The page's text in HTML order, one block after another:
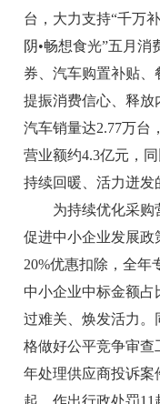
台，大力支持“千万
阴•畅想食光”五月
券、汽车购置补贴、
提振消费信心、释放
汽车销量达2.77万台
营业额约4.3亿元，
持续回暖、活力迸发
为持续优化采购
促进中小企业发展政
20%优惠扣除，全年
中小企业中标金额占
过难关、焕发活力
格做好公平竞争审查
年处理供应商投诉案
起，作出行政处罚